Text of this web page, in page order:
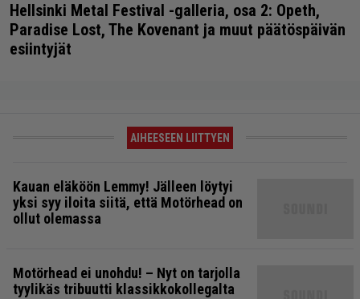
Hellsinki Metal Festival -galleria, osa 2: Opeth,
Paradise Lost, The Kovenant ja muut päätöspäivän
esiintyjät
AIHEESEEN LIITTYEN
Kauan eläköön Lemmy! Jälleen löytyi
yksi syy iloita siitä, että Motörhead on
ollut olemassa
Motörhead ei unohdu! – Nyt on tarjolla
tyylikäs tribuutti klassikkokollegalta